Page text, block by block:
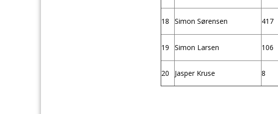
18 Simon Sørensen 417
19 Simon Larsen 106
20 Jasper Kruse 8